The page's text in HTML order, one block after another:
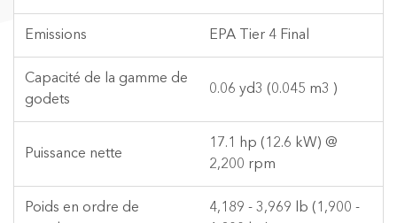
Emissions EPA Tier 4 Final
Capacité de la gamme de
godets
0.06 yd3 (0.045 m3 )
Puissance nette
17.1 hp (12.6 kW) @
2,200 rpm
Poids en ordre de
4,189 - 3,969 lb (1,900 -